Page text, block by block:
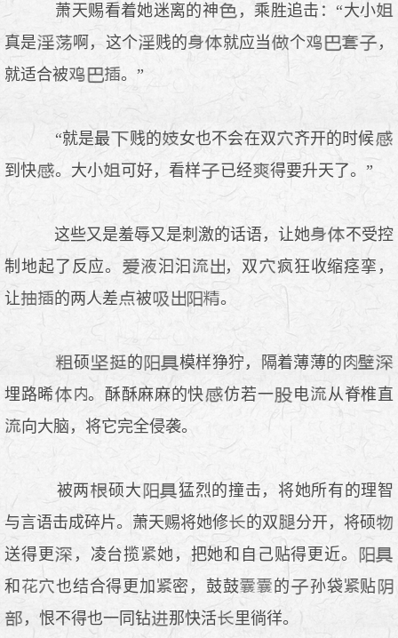
萧天赐看着她迷离的神
，乘胜追击：“大小
真是
啊，这个 贱的 就应当 个
，
就适合被
。”
“就是最 贱的 女也不会在双
齐开的时候
到快
。大小 可好，看样 已经 得要升天了。”
这些又是羞辱又是刺激的话语，让她
不受控
制地起了反应。
汩汩 ，双
疯狂收缩痉挛，
让
的两人差 被 。
硕 的
模样狰狞，隔着薄薄的
埋路晞
。酥酥麻麻的快 仿若一 电
从脊椎直
向大脑，将它完全侵袭。
被两 硕大
猛烈的撞击，将她所有的理智
与言语击成碎片。萧天赐将她修
的双
分开，将硕
送得更
，凌台揽
她，把她和自己贴得更近。
和
也结合得更加 密，鼓鼓 的 孙袋
贴
，恨不得也一同钻
那快活 里徜徉。